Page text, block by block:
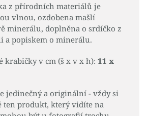
z přírodních materiálů je
vlnou, ozdobena mašlí
minerálu, doplněna o srdíčko z
a popiskem o minerálu.
krabičky v cm (š x v x h): 11 x
jedinečný a originální - vždy si
ten produkt, který vidíte na